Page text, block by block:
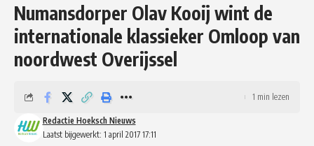
Numansdorper Olav Kooij wint de
internationale klassieker Omloop van
noordwest Overijssel
Laatst bijgewerkt: 1 april 2017 17:11
Redactie Hoeksch Nieuws
1 min lezen